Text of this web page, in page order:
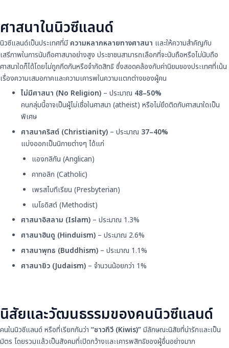
ศาสนาในนิวซีแลนด์
นิวซีแลนด์เป็นประเทศที่มี ความหลากหลายทางศาสนา และให้ความสำคัญกับ
เสรีภาพในการนับถือศาสนาอย่างสูง ประชาชนสามารถเลือกที่จะนับถือหรือไม่นับถือ
ศาสนาใดก็ได้โดยไม่ถูกกีดกันหรือจำกัดสิทธิ ซึ่งสอดคล้องกับค่านิยมของประเทศที่เน้น
เรื่องความเสมอภาคและความเคารพในความแตกต่างของผู้คน
ไม่มีศาสนา (No Religion) – ประมาณ 48–50%
คนกลุ่มนี้อาจเป็นผู้ไม่เชื่อในศาสนา (atheist) หรือไม่ยึดติดกับศาสนาใดเป็น
พิเศษ
ศาสนาคริสต์ (Christianity) – ประมาณ 37–40%
แบ่งออกเป็นนิกายต่างๆ ได้แก่
แองกลิกัน (Anglican)
คาทอลิก (Catholic)
เพรสไบทีเรียน (Presbyterian)
เมโธดิสต์ (Methodist)
ศาสนาอิสลาม (Islam) – ประมาณ 1.3%
ศาสนาฮินดู (Hinduism) – ประมาณ 2.6%
ศาสนาพุทธ (Buddhism) – ประมาณ 1.1%
ศาสนายิว (Judaism) – จำนวนน้อยกว่า 1%
นิสัยและวัฒนธรรมของคนนิวซีแลนด์
คนในนิวซีแลนด์ หรือที่เรียกกันว่า “ชาวกีวี (Kiwis)”มีลักษณะนิสัยที่น่ารักและเป็น
มิตร โดยรวมแล้วเป็นสังคมที่เปิดกว้างและเคารพสิทธิของผู้อื่นอย่างมาก